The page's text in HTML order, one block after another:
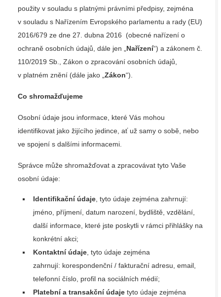
použity v souladu s platnými právními předpisy, zejména
v souladu s Nařízením Evropského parlamentu a rady (EU)
2016/679 ze dne 27. dubna 2016 (obecné nařízení o
ochraně osobních údajů, dále jen „ Nařízení“) a zákonem č.
110/2019 Sb., Zákon o zpracování osobních údajů,
v platném znění (dále jako „ Zákon“).
Co shromažďujeme
Osobní údaje jsou informace, které Vás mohou
identifikovat jako žijícího jedince, ať už samy o sobě, nebo
ve spojení s dalšími informacemi.
Správce může shromažďovat a zpracovávat tyto Vaše
osobní údaje:
Identifikační údaje , tyto údaje zejména zahrnují:
jméno, příjmení, datum narození, bydliště, vzdělání,
další informace, které jste poskytli v rámci přihlášky na
konkrétní akci;
Kontaktní údaje , tyto údaje zejména
zahrnují: korespondenční / fakturační adresu, email,
telefonní číslo, profil na sociálních médií;
Platební a transakční údaje tyto údaje zejména